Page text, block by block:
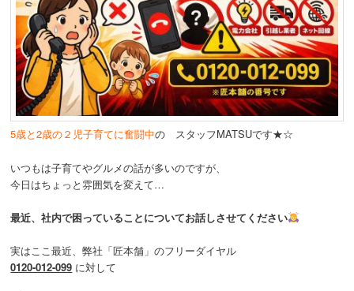
へ
移
動
移
動
5歳と2歳の２児子育てに奮闘中の スタッフMATSUです★☆
いつもは子育てやグルメの話が多いのですが、
今日はちょっと雰囲気を変えて…
最近、社内で困っていることについてお話しさせてください
実はここ最近、弊社「匠本舗」のフリーダイヤル
0120-012-099 に対して